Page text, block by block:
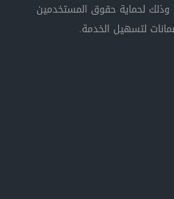
المصري رقم (17) لسنة 2015 وذلك لحماية حقوق المستخدمين
لتسهيل الخدمة.